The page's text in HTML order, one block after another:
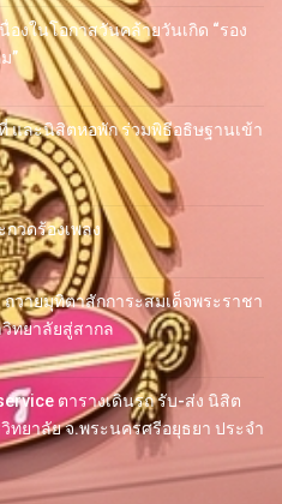
องในโอกาสวันคล้ายวันเกิด “รอง
”
และนิสิตหอพัก ร่วมพิธีอธิษฐานเข้า
วดร้องเพลง
วายมุทิตาสักการะสมเด็จพระราชา
ทยาลัยสู่สากล
ตารางเดินรถ รับ-ส่ง นิสิต
ยาลัย จ.พระนครศรีอยุธยา ประจำ